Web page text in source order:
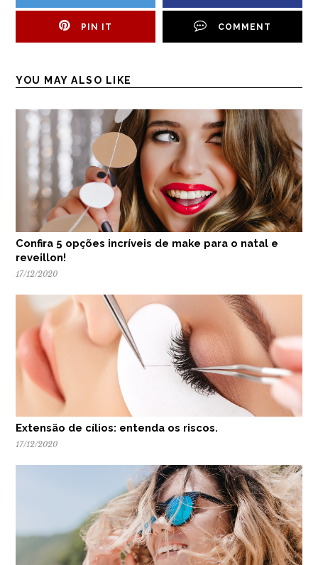
PIN IT COMMENT
YOU MAY ALSO LIKE
Confira 5 opções incríveis de make para o natal e
reveillon!
17/12/2020
Extensão de cílios: entenda os riscos.
17/12/2020